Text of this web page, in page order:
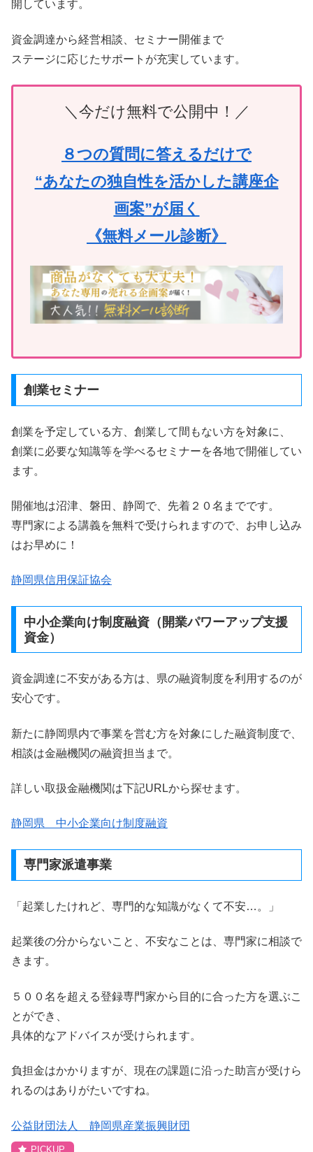
開しています。
資金調達から経営相談、セミナー開催まで
ステージに応じたサポートが充実しています。
＼今だけ無料で公開中！／
８つの質問に答えるだけで
“あなたの独自性を活かした講座企
画案”が届く
《無料メール診断》
創業セミナー
創業を予定している方、創業して間もない方を対象に、
創業に必要な知識等を学べるセミナーを各地で開催してい
ます。
開催地は沼津、磐田、静岡で、先着２０名までです。
専門家による講義を無料で受けられますので、お申し込み
はお早めに！
静岡県信用保証協会
中小企業向け制度融資（開業パワーアップ支援
資金）
資金調達に不安がある方は、県の融資制度を利用するのが
安心です。
新たに静岡県内で事業を営む方を対象にした融資制度で、
相談は金融機関の融資担当まで。
詳しい取扱金融機関は下記URLから探せます。
静岡県 中小企業向け制度融資
専門家派遣事業
「起業したけれど、専門的な知識がなくて不安…。」
起業後の分からないこと、不安なことは、専門家に相談で
きます。
５００名を超える登録専門家から目的に合った方を選ぶこ
とができ、
具体的なアドバイスが受けられます。
負担金はかかりますが、現在の課題に沿った助言が受けら
れるのはありがたいですね。
公益財団法人 静岡県産業振興財団